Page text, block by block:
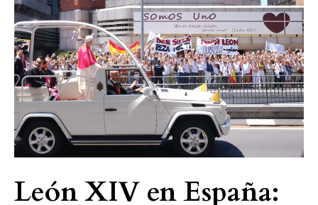
León XIV en España:
en
España:
una
llamada
a
con
verdad,
y